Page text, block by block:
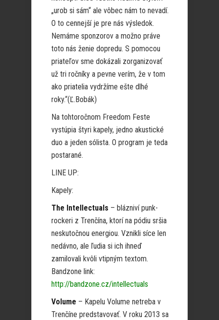
„urob si sám“ ale vôbec nám to nevadí.
O to cennejší je pre nás výsledok.
Nemáme sponzorov a možno práve
toto nás ženie dopredu. S pomocou
priateľov sme dokázali zorganizovať
už tri ročníky a pevne verím, že v tom
ako priatelia vydržíme ešte dlhé
roky.“(Ľ.Bobák)
Na tohtoročnom Freedom Feste
vystúpia štyri kapely, jedno akustické
duo a jeden sólista. O program je teda
postarané.
LINE UP:
Kapely:
The Intellectuals – blázniví punk-
rockeri z Trenčína, ktorí na pódiu sršia
neskutočnou energiou. Vznikli síce len
nedávno, ale ľudia si ich ihneď
zamilovali kvôli vtipným textom.
Bandzone link:
http://bandzone.cz/intellectuals
Volume – Kapelu Volume netreba v
Trenčíne predstavovať. V roku 2013 sa